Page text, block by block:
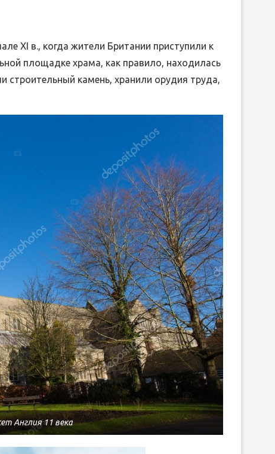
XI в., когда жители Британии приступили к
площадке храма, как правило, находилась
строительный камень, хранили орудия труда,
Англия 11 века
ГРЕЦИИ
15.Июн.2026
ЛИБРЕТТО ОПЕРЫ
ДОНИЦЕТТИ «ДОЧЬ